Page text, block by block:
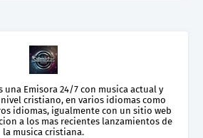
una Emisora 24/7 con musica actual y
cristiano, en varios idiomas como
idiomas, igualmente con un sitio web
a los mas recientes lanzamientos de
la musica cristiana.